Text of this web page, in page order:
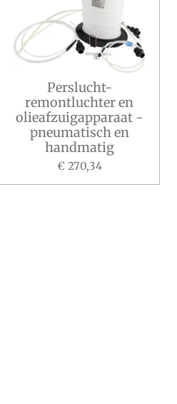
Perslucht-
remontluchter en
olieafzuigapparaat -
pneumatisch en
handmatig
€ 270,34